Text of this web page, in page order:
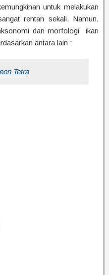
untuk melakukan
rentan sekali. Namun,
dan morfologi ikan
antara lain :
Tetra